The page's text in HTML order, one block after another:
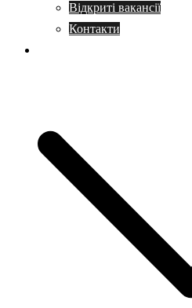
Відкриті вакансії
Контакти